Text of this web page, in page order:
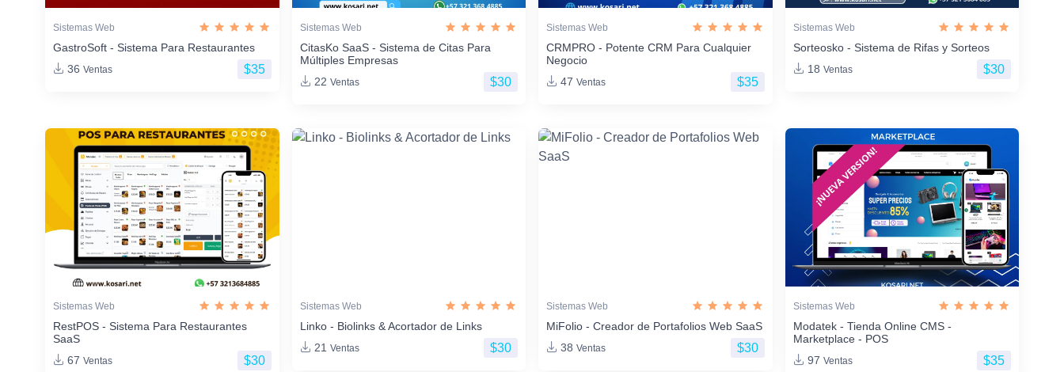
Sistemas Web
GastroSoft - Sistema Para Restaurantes
36 Ventas $35
Sistemas Web
CitasKo SaaS - Sistema de Citas Para
Múltiples Empresas
22 Ventas $30
Sistemas Web
CRMPRO - Potente CRM Para Cualquier
Negocio
47 Ventas $35
Sistemas Web
Sorteosko - Sistema de Rifas y Sorteos
18 Ventas $30
Sistemas Web
RestPOS - Sistema Para Restaurantes
SaaS
67 Ventas $30
Sistemas Web
Linko - Biolinks & Acortador de Links
21 Ventas $30
Sistemas Web
MiFolio - Creador de Portafolios Web SaaS
38 Ventas $30
Sistemas Web
Modatek - Tienda Online CMS -
Marketplace - POS
97 Ventas $35